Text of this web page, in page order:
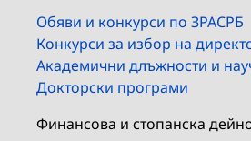
Обяви и конкурси по ЗРАСРБ
Конкурси за избор на
Академични длъжности и
Докторски програми
Финансова и стопанска